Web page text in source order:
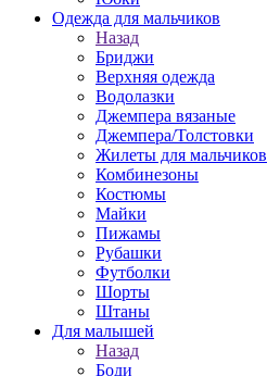
Одежда для мальчиков
Назад
Бриджи
Верхняя одежда
Водолазки
Джемпера вязаные
Джемпера/Толстовки
Жилеты для мальчиков
Комбинезоны
Костюмы
Майки
Пижамы
Рубашки
Футболки
Шорты
Штаны
Для малышей
Назад
Боди